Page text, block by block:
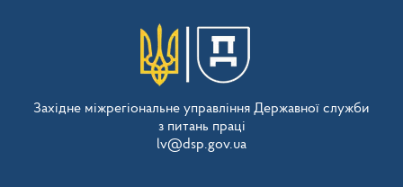
Західне міжрегіональне управління Державної служби
з питань праці
lv@dsp.gov.ua